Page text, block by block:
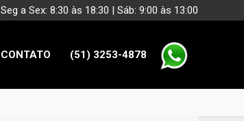
Seg a Sex: 8:30 às 18:30 | Sáb: 9:00 às 13:00
CONTATO (51) 3253-4878